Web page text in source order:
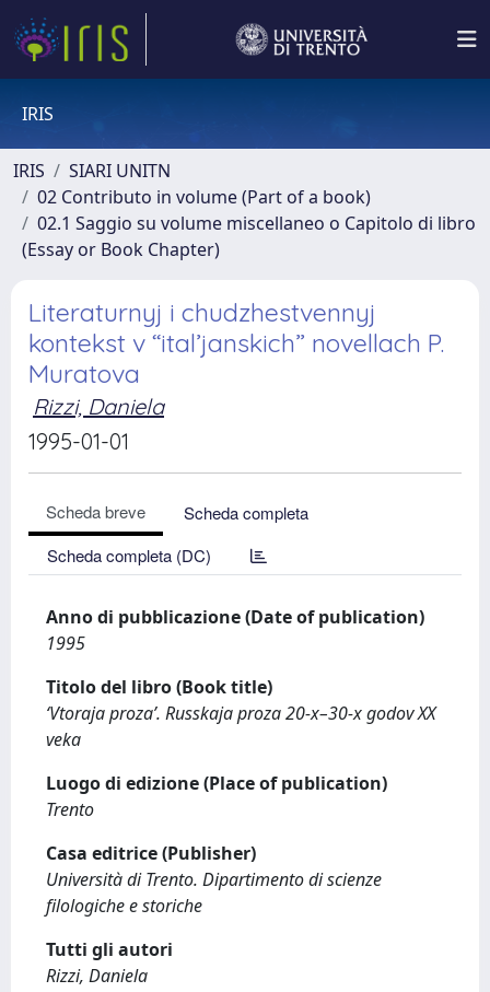
IRIS
IRIS
SIARI UNITN
02 Contributo in volume (Part of a book)
02.1 Saggio su volume miscellaneo o Capitolo di libro
(Essay or Book Chapter)
Literaturnyj i chudzhestvennyj
kontekst v “ital’janskich” novellach P.
Muratova
Rizzi, Daniela
1995-01-01
Scheda breve
Scheda completa
Scheda completa (DC)
Anno di pubblicazione (Date of publication)
1995
Titolo del libro (Book title)
‘Vtoraja proza’. Russkaja proza 20-x–30-x godov XX
veka
Luogo di edizione (Place of publication)
Trento
Casa editrice (Publisher)
Università di Trento. Dipartimento di scienze
filologiche e storiche
Tutti gli autori
Rizzi, Daniela